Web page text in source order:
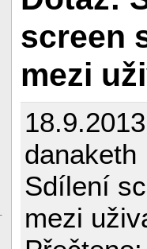
screen
mezi
danaketh
Sdílení
mezi